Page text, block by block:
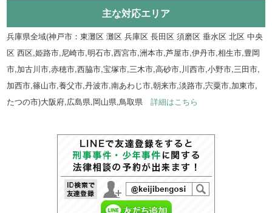
主な対応エリア
兵庫県全域(神戸市：東灘区 灘区 兵庫区 長田区 須磨区 垂水区 北区 中央
区 西区,姫路市,尼崎市,明石市,西宮市,洲本市,芦屋市,伊丹市,相生市,豊岡
市,加古川市,赤穂市,西脇市,宝塚市,三木市,高砂市,川西市,小野市,三田市,
加西市,篠山市,養父市,丹波市,南あわじ市,朝来市,淡路市,宍粟市,加東市,
たつの市)大阪府,広島県,岡山県,鳥取県詳細はこちら